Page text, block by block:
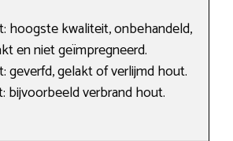
hoogste kwaliteit, onbehandeld,
en niet geïmpregneerd.
geverfd, gelakt of verlijmd hout.
bijvoorbeeld verbrand hout.